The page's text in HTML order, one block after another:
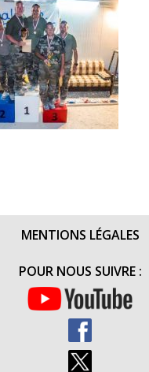
MENTIONS LÉGALES
POUR NOUS SUIVRE :